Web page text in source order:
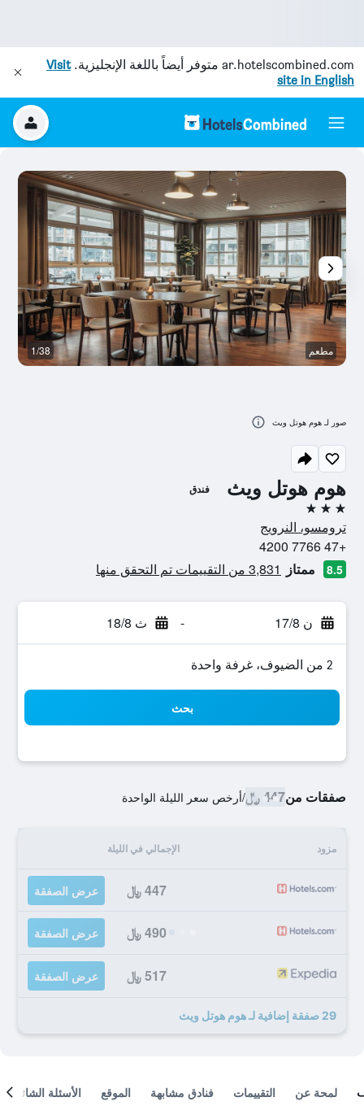
ar.hotelscombined.com متوفر أيضاً باللغة الإنجليزية.Visit
site in English
هوم هوتل ويث فندق
3 نجوم
ترومسو، النرويج
+47 7766 4200
8.5 ممتاز 3,831 من التقييمات تم التحقق منها
ن 17/8 - ث 18/8
2 من الضيوف، غرفة واحدة
بحث
صفقات من447 ﷼ /أرخص سعر الليلة الواحدة
مزود الإجمالي في الليلة
447 ﷼ عرض الصفقة
490 ﷼ عرض الصفقة
517 ﷼ عرض الصفقة
29 صفقة إضافية لـ هوم هوتل ويث
مطعم 1/38
صور لـ هوم هوتل ويث
لمحة عن التقييمات فنادق مشابهة الموقع الأسئلة الشائعة